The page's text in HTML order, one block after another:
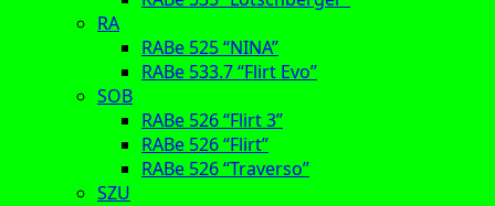
RA
RABe 525 “NINA”
RABe 533.7 “Flirt Evo”
SOB
RABe 526 “Flirt 3”
RABe 526 “Flirt”
RABe 526 “Traverso”
SZU